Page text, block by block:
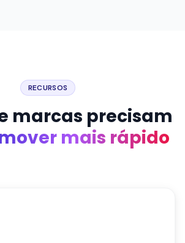
RECURSOS
marcas precisam
mais rápido